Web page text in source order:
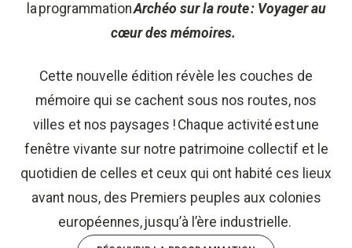
la programmationArchéo sur la route: Voyager au
cœur des mémoires.
Cette nouvelle édition révèle les couches de
mémoire qui se cachent sous nos routes, nos
villes et nos paysages ! Chaque activité est une
fenêtre vivante sur notre patrimoine collectif et le
quotidien de celles et ceux qui ont habité ces lieux
avant nous, des Premiers peuples aux colonies
européennes, jusqu’à l’ère industrielle.